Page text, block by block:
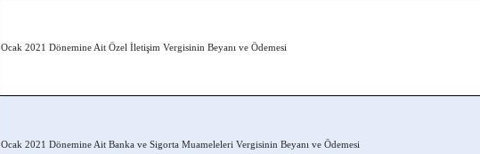
Ocak 2021 Dönemine Ait Özel İletişim Vergisinin Beyanı ve Ödemesi
Ocak 2021 Dönemine Ait Banka ve Sigorta Muameleleri Vergisinin Beyanı ve Ödemesi